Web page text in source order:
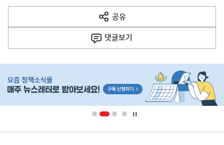
다
음
공유
열
기
댓글보기
단
영